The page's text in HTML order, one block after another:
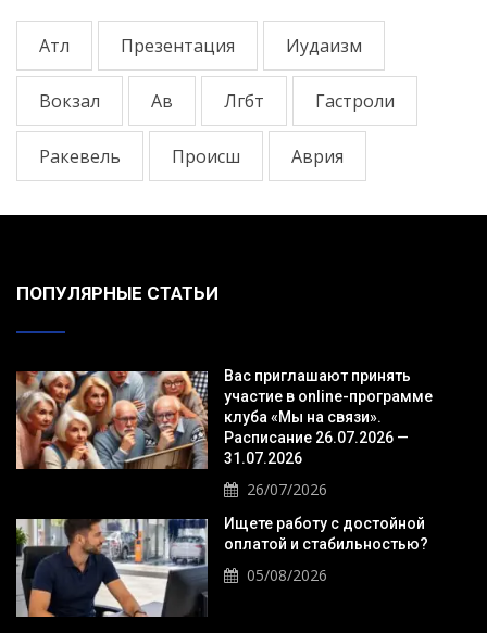
Атл Презентация Иудаизм
Вокзал Ав Лгбт Гастроли
Ракевель Происш Аврия
ПОПУЛЯРНЫЕ СТАТЬИ
Вас приглашают принять
участие в online-программе
клуба «Мы на связи».
Расписание 26.07.2026 —
31.07.2026
26/07/2026
Ищете работу с достойной
оплатой и стабильностью?
05/08/2026